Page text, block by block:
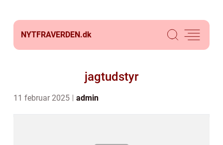
NYTFRAVERDEN.dk
jagtudstyr
11 februar 2025 admin